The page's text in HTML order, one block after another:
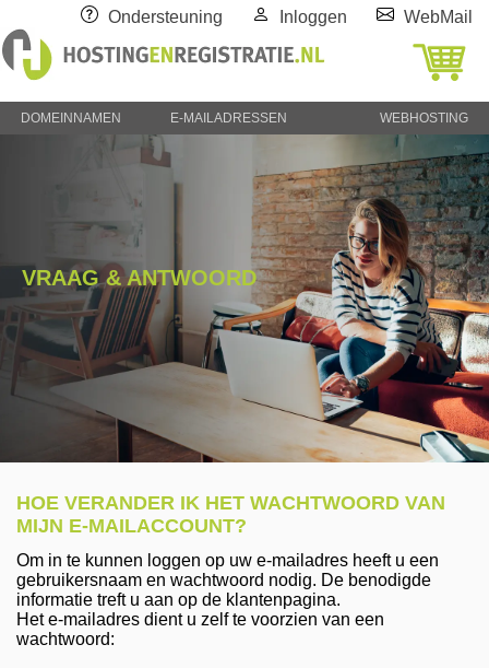
Ondersteuning Inloggen WebMail
DOMEINNAMEN E-MAILADRESSEN WEBHOSTING
VRAAG & ANTWOORD
HOE VERANDER IK HET WACHTWOORD VAN
MIJN E-MAILACCOUNT?
Om in te kunnen loggen op uw e-mailadres heeft u een
gebruikersnaam en wachtwoord nodig. De benodigde
informatie treft u aan op de klantenpagina.
Het e-mailadres dient u zelf te voorzien van een
wachtwoord: